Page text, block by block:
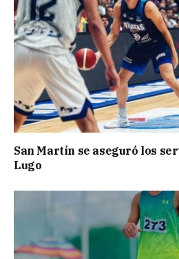
San Martín se aseguró los
Lugo